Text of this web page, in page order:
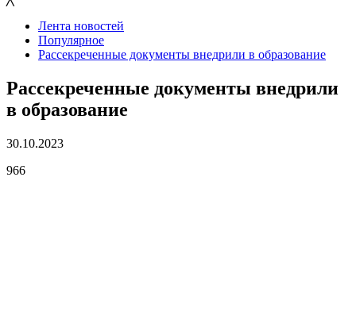
Лента новостей
Популярное
Рассекреченные документы внедрили в образование
Рассекреченные документы внедрили
в образование
30.10.2023
966